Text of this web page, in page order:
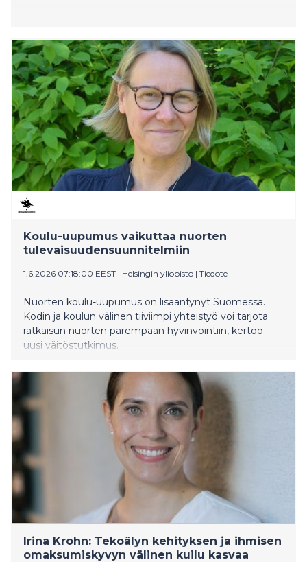
Koulu-uupumus vaikuttaa nuorten
tulevaisuudensuunnitelmiin
1.6.2026 07:18:00 EEST | Helsingin yliopisto | Tiedote
Nuorten koulu-uupumus on lisääntynyt Suomessa.
Kodin ja koulun välinen tiiviimpi yhteistyö voi tarjota
ratkaisun nuorten parempaan hyvinvointiin, kertoo
uusi väitöstutkimus.
Irina Krohn: Tekoälyn kehityksen ja ihmisen
omaksumiskyvyn välinen kuilu kasvaa